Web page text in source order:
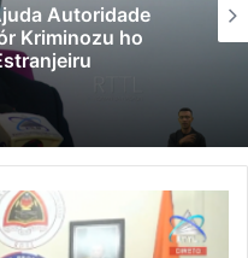
Autoridade
Kriminozu ho